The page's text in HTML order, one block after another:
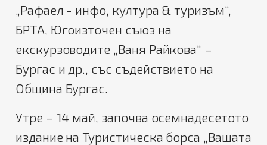
„Рафаел - инфо, култура & туризъм“,
БРТА, Югоизточен съюз на
екскурзоводите „Ваня Райкова“ –
Бургас и др., със съдействието на
Община Бургас.
Утре – 14 май, започва осемнадесетото
издание на Туристическа борса „Вашата